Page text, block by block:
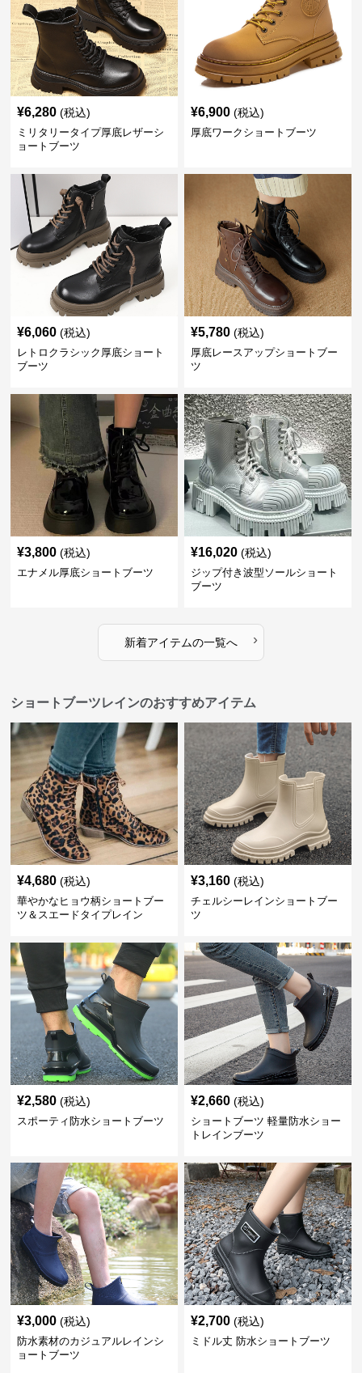
¥6,280 (税込)
ミリタリータイプ厚底レザーシ
ョートブーツ
¥6,900 (税込)
厚底ワークショートブーツ
¥6,060 (税込)
レトロクラシック厚底ショート
ブーツ
¥5,780 (税込)
厚底レースアップショートブー
ツ
¥3,800 (税込)
エナメル厚底ショートブーツ
¥16,020 (税込)
ジップ付き波型ソールショート
ブーツ
新着アイテムの一覧へ ›
ショートブーツレインのおすすめアイテム
¥4,680 (税込)
華やかなヒョウ柄ショートブー
ツ＆スエードタイプレイン
¥3,160 (税込)
チェルシーレインショートブー
ツ
¥2,580 (税込)
スポーティ防水ショートブーツ
¥2,660 (税込)
ショートブーツ 軽量防水ショー
トレインブーツ
¥3,000 (税込)
防水素材のカジュアルレインシ
ョートブーツ
¥2,700 (税込)
ミドル丈 防水ショートブーツ